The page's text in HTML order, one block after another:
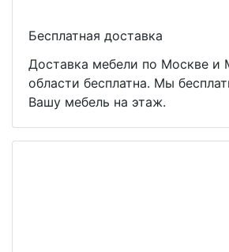
Бесплатная доставка
Доставка мебели по Москве и
области бесплатна. Мы
Вашу мебель на этаж.